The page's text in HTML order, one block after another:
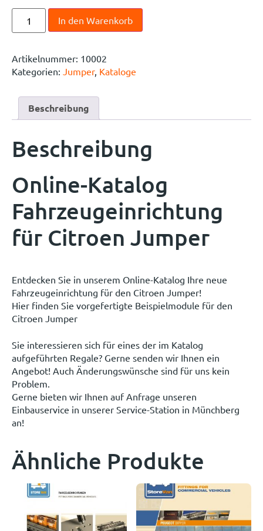
In den Warenkorb
Artikelnummer: 10002
Kategorien: Jumper, Kataloge
Beschreibung
Beschreibung
Online-Katalog
Fahrzeugeinrichtung
für Citroen Jumper
Entdecken Sie in unserem Online-Katalog Ihre neue
Fahrzeugeinrichtung für den Citroen Jumper!
Hier finden Sie vorgefertigte Beispielmodule für den
Citroen Jumper
Sie interessieren sich für eines der im Katalog
aufgeführten Regale? Gerne senden wir Ihnen ein
Angebot! Auch Änderungswünsche sind für uns kein
Problem.
Gerne bieten wir Ihnen auf Anfrage unseren
Einbauservice in unserer Service-Station in Münchberg
an!
Ähnliche Produkte